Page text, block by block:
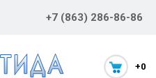
+7 (863) 286-86-86
+0